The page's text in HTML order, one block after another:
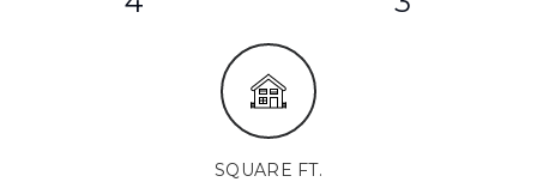
SQUARE FT.